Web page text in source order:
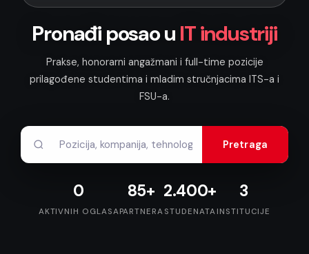
Pronađi posao u IT industriji
Prakse, honorarni angažmani i full-time pozicije
prilagođene studentima i mladim stručnjacima ITS-a i
FSU-a.
Pretraga
0
AKTIVNIH OGLASA
85+
PARTNERA
2.400+
STUDENATA
3
INSTITUCIJE